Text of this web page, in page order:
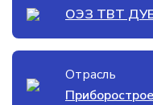
ОЭЗ ТВТ
Отрасль